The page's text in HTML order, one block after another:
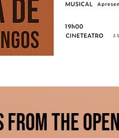
from the